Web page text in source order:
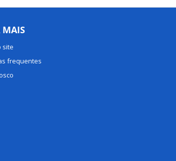
MAIS
site
frequentes